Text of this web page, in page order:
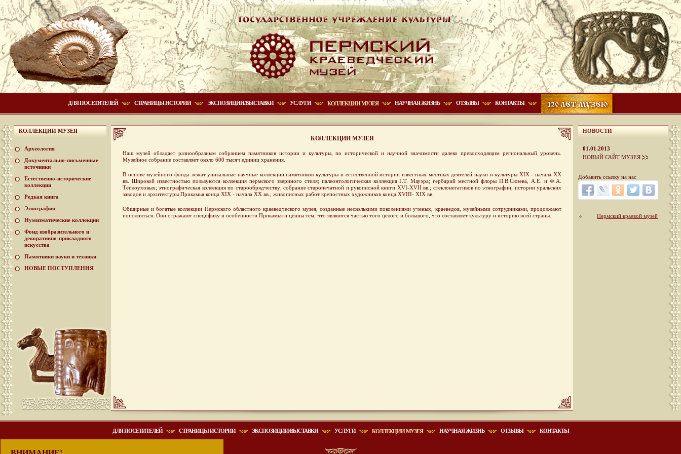
ДЛЯ ПОСЕТИТЕЛЕЙ СТРАНИЦЫ ИСТОРИИ ЭКСПОЗИЦИИ/ВЫСТАВКИ УСЛУГИ КОЛЛЕКЦИИ МУЗЕЯ НАУЧНАЯ ЖИЗНЬ ОТЗЫВЫ КОНТАКТЫ
КОЛЛЕКЦИИ МУЗЕЯ
Археология
Документально-письменные
источники
Естественно-исторические
коллекции
Редкая книга
Этнография
Нумизматические коллекции
Фонд изобразительного и
декоративно-прикладного
искусства
Памятники науки и техники
НОВЫЕ ПОСТУПЛЕНИЯ
КОЛЛЕКЦИИ МУЗЕЯ
Наш музей обладает разнообразным собранием памятников истории и культуры, по исторической и научной значимости далеко превосходящим региональный уровень.
Музейное собрание составляет около 600 тысяч единиц хранения.
В основе музейного фонда лежат уникальные научные коллекции памятников культуры и естественной истории известных местных деятелей науки и культуры XIX - начала ХХ
вв. Широкой известностью пользуются коллекция пермского звериного стиля; палеонтологическая коллекция Г.Т. Мауэра; гербарий местной флоры П.В.Сюзева, А.Е. и Ф.А.
Теплоуховых; этнографическая коллекция по старообрядчеству; собрание старопечатной и рукописной книги XVI-XVII вв.; стеклонегативов по этнографии, истории уральских
заводов и архитектуры Прикамья конца XIX - начала XX вв.; живописных работ крепостных художников конца XVIII- XIX вв.
Обширные и богатые коллекции Пермского областного краеведческого музея, созданные несколькими поколениями ученых, краеведов, музейными сотрудниками, продолжают
пополняться. Они отражают специфику и особенности Прикамья и ценны тем, что являются частью того целого и большого, что составляет культуру и историю всей страны.
НОВОСТИ
01.01.2013
НОВЫЙ САЙТ МУЗЕЯ
Добавить ссылку на нас
Пермский краевой музей
ДЛЯ ПОСЕТИТЕЛЕЙ СТРАНИЦЫ ИСТОРИИ ЭКСПОЗИЦИИ/ВЫСТАВКИ УСЛУГИ КОЛЛЕКЦИИ МУЗЕЯ НАУЧНАЯ ЖИЗНЬ ОТЗЫВЫ КОНТАКТЫ